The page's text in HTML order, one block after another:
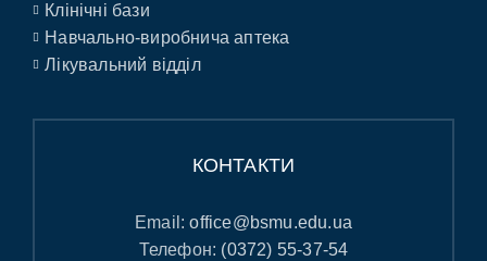
Клінічні бази
Навчально-виробнича аптека
Лікувальний відділ
КОНТАКТИ
Email:office@bsmu.edu.ua
Телефон: (0372) 55-37-54